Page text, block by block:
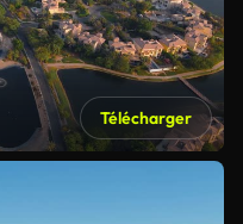
Télécharger